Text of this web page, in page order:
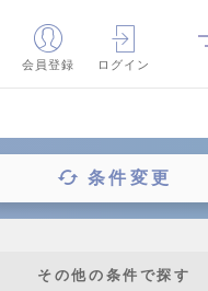
会員登録 ログイン
条件変更
その他の条件で探す